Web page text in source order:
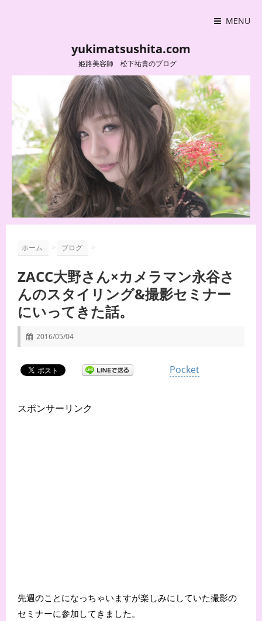
MENU
yukimatsushita.com
姫路美容師 松下祐貴のブログ
ホーム > ブログ >
ZACC大野さん×カメラマン永谷さ
んのスタイリング&撮影セミナー
にいってきた話。
2016/05/04
Pocket
スポンサーリンク
先週のことになっちゃいますが楽しみにしていた撮影の
セミナーに参加してきました。